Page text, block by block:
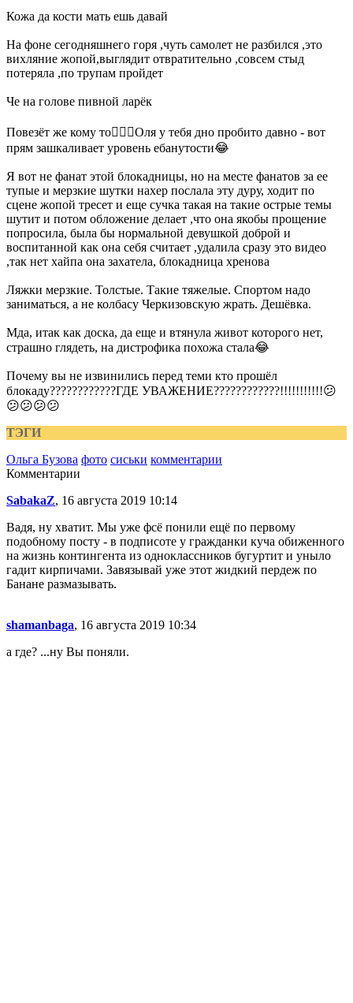
Кожа да кости мать ешь давай
На фоне сегодняшнего горя ,чуть самолет не разбился ,это
вихляние жопой,выглядит отвратительно ,совсем стыд
потеряла ,по трупам пройдет
Че на голове пивной ларёк
Повезёт же кому то🤦🏼‍♀️Оля у тебя дно пробито давно - вот
прям зашкаливает уровень ебанутости😂
Я вот не фанат этой блокадницы, но на месте фанатов за ее
тупые и мерзкие шутки нахер послала эту дуру, ходит по
сцене жопой тресет и еще сучка такая на такие острые темы
шутит и потом обложение делает ,что она якобы прощение
попросила, была бы нормальной девушкой доброй и
воспитанной как она себя считает ,удалила сразу это видео
,так нет хайпа она захатела, блокадница хренова
Ляжки мерзкие. Толстые. Такие тяжелые. Спортом надо
заниматься, а не колбасу Черкизовскую жрать. Дешёвка.
Мда, итак как доска, да еще и втянула живот которого нет,
страшно глядеть, на дистрофика похожа стала😂
Почему вы не извинились перед теми кто прошёл
блокаду????????????ГДЕ УВАЖЕНИЕ????????????!!!!!!!!!!!😕
😕😕😕😕
ТЭГИ
Ольга Бузова фото сиськи комментарии
Комментарии
SabakaZ, 16 августа 2019 10:14
Вадя, ну хватит. Мы уже фсё понили ещё по первому
подобному посту - в подписоте у гражданки куча обиженного
на жизнь контингента из одноклассников бугуртит и уныло
гадит кирпичами. Завязывай уже этот жидкий пердеж по
Банане размазывать.
shamanbaga, 16 августа 2019 10:34
а где? ...ну Вы поняли.